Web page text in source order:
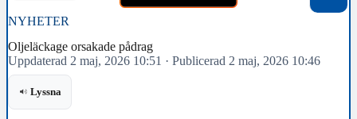
NYHETER
Oljeläckage orsakade pådrag
Uppdaterad 2 maj, 2026 10:51 · Publicerad 2 maj, 2026 10:46
Lyssna